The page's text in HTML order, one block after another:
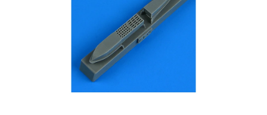
FARBEN & WERKZEUGE
PUBLIKATIONEN
SKY RIDERS COFFEE